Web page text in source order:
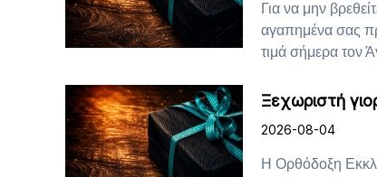
Για να μην
αγαπημένα σας
τιμά σήμερα τον
Ξεχωριστή
2026-08-04
Η Ορθόδοξη